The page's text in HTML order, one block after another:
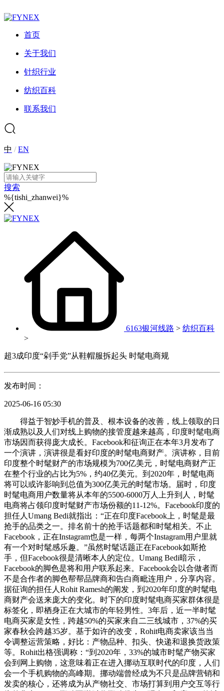
首页
关于我们
针织行业
纺织百科
联系我们
中 /EN
搜索
%{tishi_zhanwei}%
6163银河线路 > 纺织百科
>
超3成印度“剁手党”从鞋帽服拆起头 时髦电商规
发布时间：
2025-06-16 05:30
得益于智妙手机的普及、根本设备的改善，线上领取的日
渐成熟以及人们对线上购物的接管度越来越高，印度时髦电商
市场因而获得庞大成长。Facebook和征询正在本年3月发布了
一个演讲，演讲很是看好印度的时髦电商财产。演讲称，目前
印度整个时髦财产的市场规模为700亿美元，时髦电商财产正
在整个行业的占比为5%，约40亿美元。到2020年，时髦电商
将可以或许影响到总值为300亿美元的时髦市场。届时，印度
时髦电商用户数量将从本年的5500-6000万人上升到人，时髦
电商将占领印度时髦财产市场份额的11-12%。Facebook印度的
担任人Umang Bedi就指出：“正在印度Facebook上，时髦是最
抢手的品类之一。排名前十的抢手话题都和时髦相关。不止
Facebook，正在Instagram也是一样，每两个Instagram用户里就
有一个对时髦感乐趣。”虽然时髦话题正在Facebook如斯抢
手，但Facebook很是清晰本人的定位。Umang Bedi暗示，
Facebook的脚色是将和用户联系起来。Facebook会以合做者而
不是合作者的脚色帮帮品牌商和告白商毗连用户，分享内容。
据征询的担任人Rohit Ramesh的阐发，到2020年印度的时髦电
商财产会送来庞大的变化。时下的印度时髦电商买家群体很是
标签化，即栖身正在大城市的年轻男性。3年后，近一半时髦
电商买家是女性，跨越50%的买家来自二三线城市，37%的买
家春秋会跨越35岁。基于如许的改变，Rohit电商卖家该当当
令调整运营策略，好比：产物品种、扣头、快递和退换货政策
等。Rohit出格强调称：“到2020年，33%的城市时髦产物买家
会到网上购物，这意味着正在进入挪动互联时代的印度，人们
会一个手机购物的高峰期。挪动端曾经成为不只是品牌营销和
发卖的核心，还将成为从产物社交、市场打算到用户交互等行